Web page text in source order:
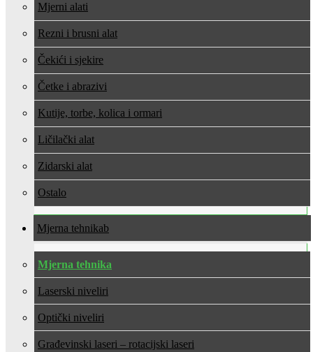
Mjerni alati
Rezni i brusni alat
Čekići i sjekire
Četke i abrazivi
Kutije, torbe, kolica i ormari
Ličilački alat
Zidarski alat
Ostalo
Mjerna tehnika
Mjerna tehnika
Laserski niveliri
Optički niveliri
Građevinski laseri – rotacijski laseri